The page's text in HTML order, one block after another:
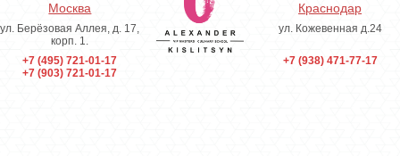
Москва
ул. Берёзовая Аллея, д. 17,
корп. 1.
+7 (495) 721-01-17
+7 (903) 721-01-17
Краснодар
ул. Кожевенная д.24
+7 (938) 471-77-17